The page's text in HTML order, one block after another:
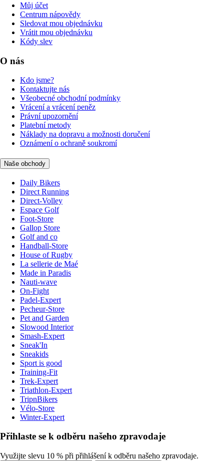
Můj účet
Centrum nápovědy
Sledovat mou objednávku
Vrátit mou objednávku
Kódy slev
O nás
Kdo jsme?
Kontaktujte nás
Všeobecné obchodní podmínky
Vrácení a vrácení peněz
Právní upozornění
Platební metody
Náklady na dopravu a možnosti doručení
Oznámení o ochraně soukromí
Naše obchody
Daily Bikers
Direct Running
Direct-Volley
Espace Golf
Foot-Store
Gallop Store
Golf and co
Handball-Store
House of Rugby
La sellerie de Maé
Made in Paradis
Nauti-wave
On-Fight
Padel-Expert
Pecheur-Store
Pet and Garden
Slowood Interior
Smash-Expert
Sneak'In
Sneakids
Sport is good
Training-Fit
Trek-Expert
Triathlon-Expert
TripnBikers
Vélo-Store
Winter-Expert
Přihlaste se k odběru našeho zpravodaje
Využijte slevu 10 % při přihlášení k odběru našeho zpravodaje.